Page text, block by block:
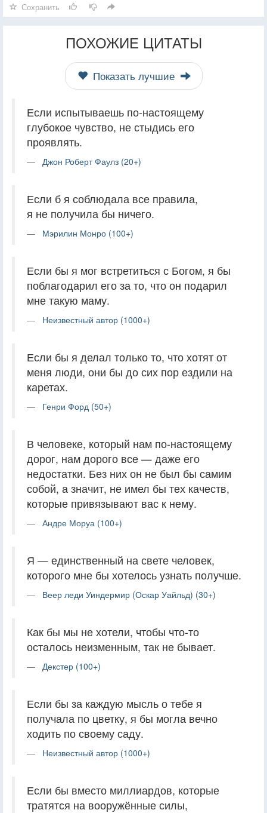
Сохранить
ПОХОЖИЕ ЦИТАТЫ
Показать лучшие
Если испытываешь по-настоящему
глубокое чувство, не стыдись его
проявлять.
Джон Роберт Фаулз (20+)
Если б я соблюдала все правила,
я не получила бы ничего.
Мэрилин Монро (100+)
Если бы я мог встретиться с Богом, я бы
поблагодарил его за то, что он подарил
мне такую маму.
Неизвестный автор (1000+)
Если бы я делал только то, что хотят от
меня люди, они бы до сих пор ездили на
каретах.
Генри Форд (50+)
В человеке, который нам по-настоящему
дорог, нам дорого все — даже его
недостатки. Без них он не был бы самим
собой, а значит, не имел бы тех качеств,
которые привязывают вас к нему.
Андре Моруа (100+)
Я — единственный на свете человек,
которого мне бы хотелось узнать получше.
Веер леди Уиндермир (Оскар Уайльд) (30+)
Как бы мы не хотели, чтобы что-то
осталось неизменным, так не бывает.
Декстер (100+)
Если бы за каждую мысль о тебе я
получала по цветку, я бы могла вечно
ходить по своему саду.
Неизвестный автор (1000+)
Если бы вместо миллиардов, которые
тратятся на вооружённые силы,